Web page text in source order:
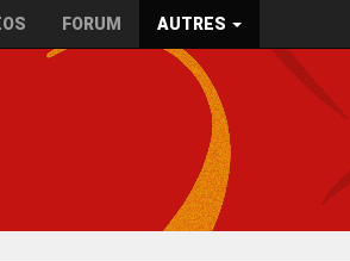
FORUM AUTRES